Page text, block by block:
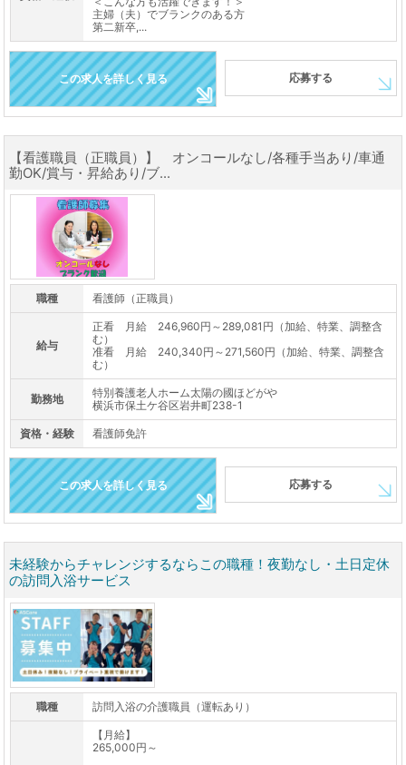
主婦（夫）でブランクのある方
第二新卒,...
この求人を詳しく見る 応募する
【看護職員（正職員）】 オンコールなし/各種手当あり/車通
勤OK/賞与・昇給あり/ブ...
職種 看護師（正職員）
給与
正看 月給 246,960円～289,081円（加給、特業、調整含
む）
准看 月給 240,340円～271,560円（加給、特業、調整含
む）
勤務地
特別養護老人ホーム太陽の國ほどがや
横浜市保土ケ谷区岩井町238-1
資格・経験 看護師免許
この求人を詳しく見る 応募する
未経験からチャレンジするならこの職種！夜勤なし・土日定休
の訪問入浴サービス
職種 訪問入浴の介護職員（運転あり）
【月給】
265,000円～